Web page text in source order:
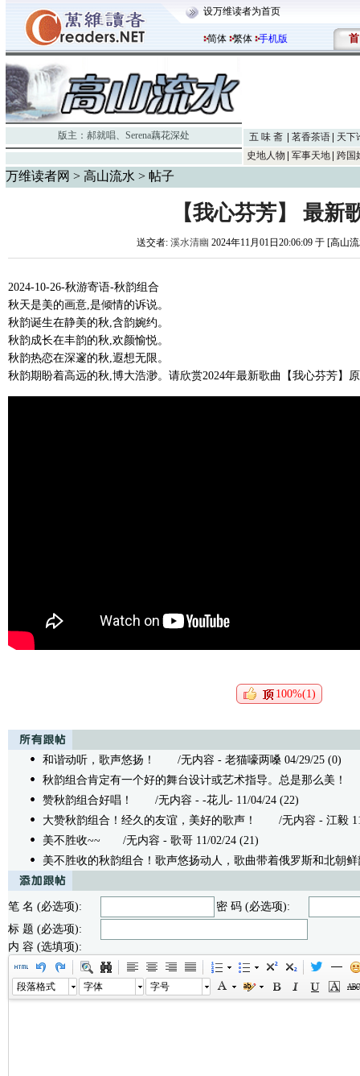
设万维读者为首页
简体 繁体 手机版 首
版主： 郝就唱、 Serena藕花深处 五 味 斋 茗香茶语
天下
史地人物
军事天地 跨国
万维读者网 > 高山流水 > 帖子
【我心芬芳】 最新
送交者: 溪水清幽 2024年11月01日20:06:09 于 [高山
2024-10-26-秋游寄语-秋韵组合
秋天是美的画意,是倾情的诉说。
秋韵诞生在静美的秋,含韵婉约。
秋韵成长在丰韵的秋,欢颜愉悦。
秋韵热恋在深邃的秋,遐想无限。
秋韵期盼着高远的秋,博大浩渺。请欣赏2024年最新歌曲【我心芬芳】
100%(1)
和谐动听，歌声悠扬！
/无内容 - 老猫嚎两嗓 04/29/25 (0)
秋韵组合肯定有一个好的舞台设计或艺术指导。总是那么美！
赞秋韵组合好唱！
/无内容 - -花儿- 11/04/24 (22)
大赞秋韵组合！经久的友谊，美好的歌声！
/无内容 - 江毅
美不胜收~~ /无内容 - 歌哥 11/02/24 (21)
美不胜收的秋韵组合！歌声悠扬动人，歌曲带着俄罗斯和北朝鲜
笔 名 (必选项):
密 码 (必选项):
标 题 (必选项):
内 容 (选填项):
段落格式 字体 字号